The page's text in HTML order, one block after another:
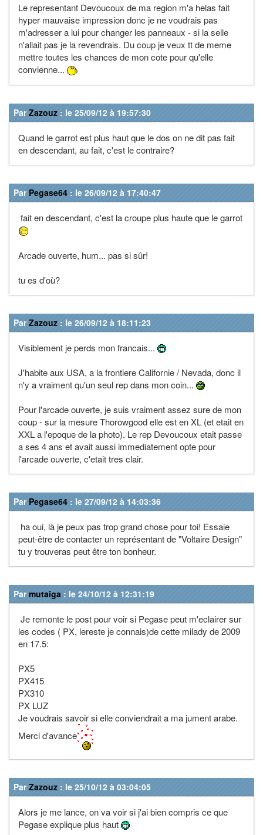
Le representant Devoucoux de ma region m'a helas fait
hyper mauvaise impression donc je ne voudrais pas
m'adresser a lui pour changer les panneaux - si la selle
n'allait pas je la revendrais. Du coup je veux tt de meme
mettre toutes les chances de mon cote pour qu'elle
convienne...
ParZazouz : le 25/09/12 à 19:57:30
Quand le garrot est plus haut que le dos on ne dit pas fait
en descendant, au fait, c'est le contraire?
Par Pegase64 : le 26/09/12 à 17:40:47
fait en descendant, c'est la croupe plus haute que le garrot
Arcade ouverte, hum... pas si sûr!
tu es d'où?
ParZazouz : le 26/09/12 à 18:11:23
Visiblement je perds mon francais...
J'habite aux USA, a la frontiere Californie / Nevada, donc il
n'y a vraiment qu'un seul rep dans mon coin...
Pour l'arcade ouverte, je suis vraiment assez sure de mon
coup - sur la mesure Thorowgood elle est en XL (et etait en
XXL a l'epoque de la photo). Le rep Devoucoux etait passe
a ses 4 ans et avait aussi immediatement opte pour
l'arcade ouverte, c'etait tres clair.
Par Pegase64 : le 27/09/12 à 14:03:36
ha oui, là je peux pas trop grand chose pour toi! Essaie
peut-être de contacter un représentant de "Voltaire Design"
tu y trouveras peut être ton bonheur.
Parmutaiga : le 24/10/12 à 12:31:19
Je remonte le post pour voir si Pegase peut m'eclairer sur
les codes ( PX, lereste je connais)de cette milady de 2009
en 17.5:
PX5
PX415
PX310
PX LUZ
Je voudrais savoir si elle conviendrait a ma jument arabe.
Merci d'avance
ParZazouz : le 25/10/12 à 03:04:05
Alors je me lance, on va voir si j'ai bien compris ce que
Pegase explique plus haut